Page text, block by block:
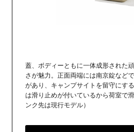
蓋、ボディーともに一体成形された
さが魅力。正面両端には南京錠など
があり、キャンプサイトを留守にす
は滑り止めが付いているから荷室で
ンク先は現行モデル）